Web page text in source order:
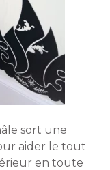
sort une
aider le tout
en toute